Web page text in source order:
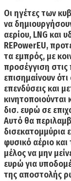
Οι ηγέτες των
να
αερίου, LNG και
REPowerEU,
τα εμπρός, με
προσέγγιση
επισημαίνουν
επενδύσεις και
δισ. ευρώ σε
Αυτό θα
δισεκατομμύρια
φυσικό αέριο
μέλος να μην
ευρώ για
της αποστολής